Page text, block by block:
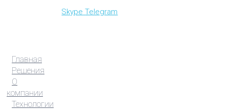
Skype Telegram
Главная
Решения
О
компании
Технологии